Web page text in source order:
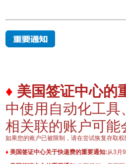
♦ 美国签证中心的
中使用自动化工
相关联的账户可
如果您的账户已被限制，请在尝试恢复存取
♦ 美国签证中心关于快递费的重要通知:从3月